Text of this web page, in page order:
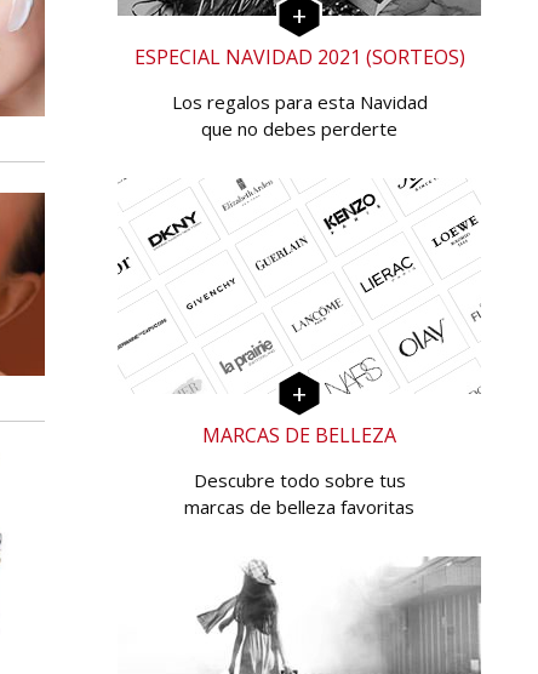
ESPECIAL NAVIDAD 2021 (SORTEOS)
Los regalos para esta Navidad
que no debes perderte
MARCAS DE BELLEZA
Descubre todo sobre tus
marcas de belleza favoritas